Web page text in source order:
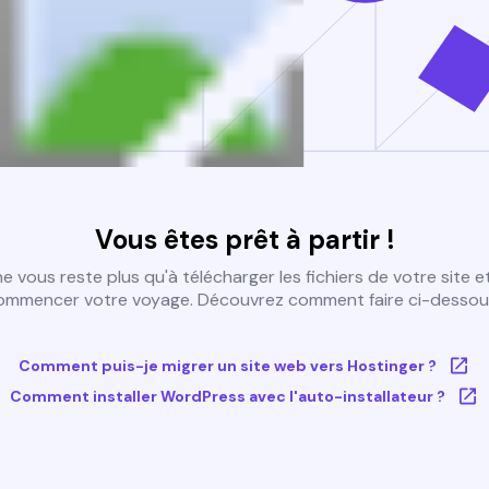
Vous êtes prêt à partir !
vous reste plus qu'à télécharger les fichiers de votre site
votre voyage. Découvrez comment faire ci-
Comment puis-je migrer un site web vers Hostinger ?
Comment installer WordPress avec l'auto-installateur ?